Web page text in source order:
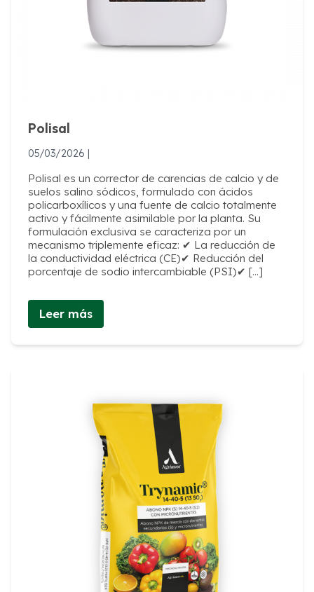
Polisal
05/03/2026 |
Polisal es un corrector de carencias de calcio y de
suelos salino sódicos, formulado con ácidos
policarboxílicos y una fuente de calcio totalmente
activo y fácilmente asimilable por la planta. Su
formulación exclusiva se caracteriza por un
mecanismo triplemente eficaz: ✔ La reducción de
la conductividad eléctrica (CE)✔ Reducción del
porcentaje de sodio intercambiable (PSI)✔ […]
Leer más